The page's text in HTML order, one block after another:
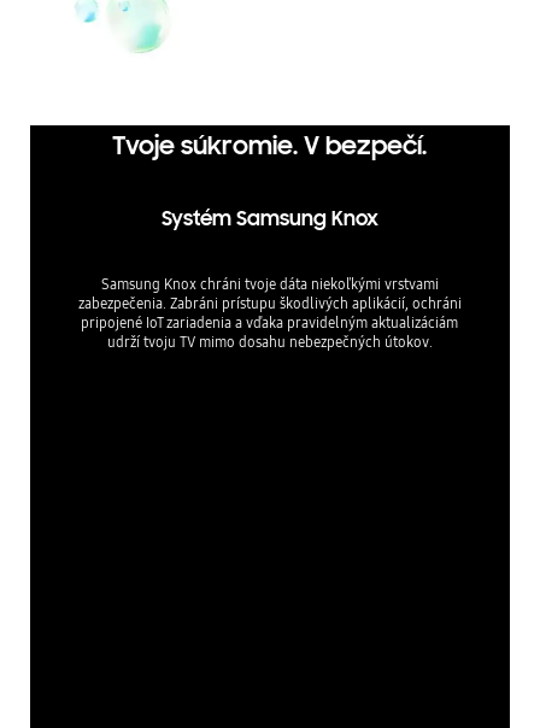
Tvoje súkromie. V bezpečí.
Systém Samsung Knox
Samsung Knox chráni tvoje dáta niekoľkými vrstvami
zabezpečenia. Zabráni prístupu škodlivých aplikácií, ochráni
pripojené IoT zariadenia a vďaka pravidelným aktualizáciám
udrží tvoju TV mimo dosahu nebezpečných útokov.